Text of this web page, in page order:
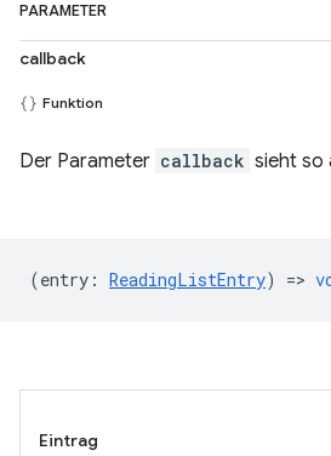
PARAMETER
callback
Funktion
Der Parameter callback sieht so
(entry : ReadingListEntry) =>
Eintrag